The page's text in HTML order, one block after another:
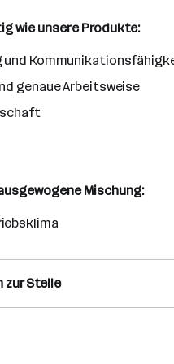
wie unsere Produkte:
und
genaue Arbeitsweise
Mischung:
zur Stelle